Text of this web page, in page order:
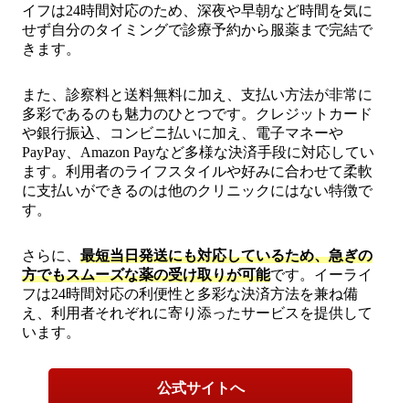
イフは24時間対応のため、深夜や早朝など時間を気に
せず自分のタイミングで診療予約から服薬まで完結で
きます。
また、診察料と送料無料に加え、支払い方法が非常に
多彩であるのも魅力のひとつです。クレジットカード
や銀行振込、コンビニ払いに加え、電子マネーや
PayPay、Amazon Payなど多様な決済手段に対応してい
ます。利用者のライフスタイルや好みに合わせて柔軟
に支払いができるのは他のクリニックにはない特徴で
す。
さらに、 最短当日発送にも対応しているため、急ぎの
方でもスムーズな薬の受け取りが可能です。イーライ
フは24時間対応の利便性と多彩な決済方法を兼ね備
え、利用者それぞれに寄り添ったサービスを提供して
います。
公式サイトへ